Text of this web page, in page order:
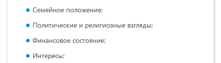
Семейное положение;
Политические и религиозные взгляды;
Финансовое состояние;
Интересы;